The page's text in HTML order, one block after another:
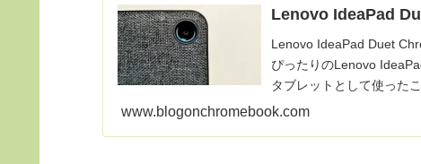
Lenovo IdeaPad
Lenovo IdeaPad Duet
ぴったりのLenovo
タブレットとして使った
www.blogonchromebook.com